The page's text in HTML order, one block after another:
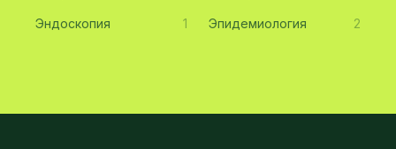
Эндоскопия 1 Эпидемиология 2